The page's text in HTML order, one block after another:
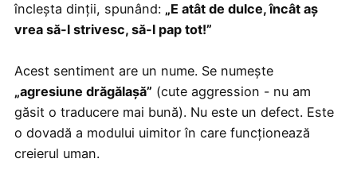
încleșta dinții, spunând: „E atât de dulce, încât aș
vrea să-l strivesc, să-l pap tot!”
Acest sentiment are un nume. Se numește
„agresiune drăgălașă” (cute aggression - nu am
găsit o traducere mai bună). Nu este un defect. Este
o dovadă a modului uimitor în care funcționează
creierul uman.